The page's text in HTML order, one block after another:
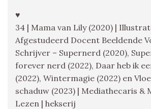
♥
34 | Mama van Lily (2020) |
Afgestudeerd Docent Beeldende
Schrijver – Supernerd (2020),
forever nerd (2022), Daar heb ik
(2022), Wintermagie (2022) en
schaduw (2023) | Mediathecaris &
Lezen | hekserij